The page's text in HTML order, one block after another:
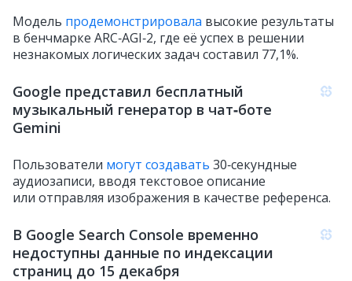
Модель продемонстрировала высокие результаты
в бенчмарке ARC‑AGI‑2, где её успех в решении
незнакомых логических задач составил 77,1%.
Google представил бесплатный
музыкальный генератор в чат‑боте
Gemini
Пользователи могут создавать 30‑секундные
аудиозаписи, вводя текстовое описание
или отправляя изображения в качестве референса.
В Google Search Console временно
недоступны данные по индексации
страниц до 15 декабря